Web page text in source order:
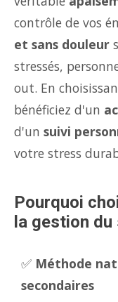
contrôle de vos
et sans douleur
stressés,
out. En
bénéficiez d'un
d'un suivi
votre stress
Pourquoi
la gestion
✅ Méthode
secondaires